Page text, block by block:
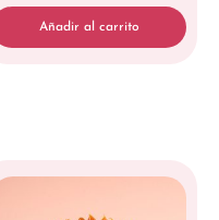
Añadir al carrito